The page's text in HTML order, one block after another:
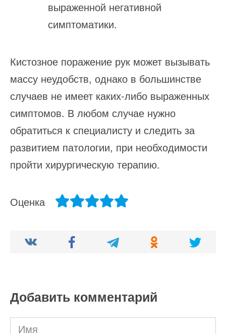
выраженной негативной
симптоматики.
Кистозное поражение рук может вызывать
массу неудобств, однако в большинстве
случаев не имеет каких-либо выраженных
симптомов. В любом случае нужно
обратиться к специалисту и следить за
развитием патологии, при необходимости
пройти хирургическую терапию.
Оценка
Добавить комментарий
Имя